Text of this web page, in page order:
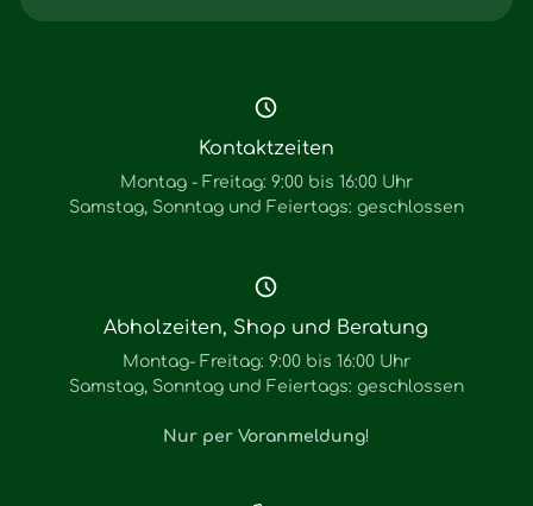
Kontaktzeiten
Montag - Freitag: 9:00 bis 16:00 Uhr
Samstag, Sonntag und Feiertags: geschlossen
Abholzeiten, Shop und Beratung
Montag- Freitag: 9:00 bis 16:00 Uhr
Samstag, Sonntag und Feiertags: geschlossen
Nur per Voranmeldung!